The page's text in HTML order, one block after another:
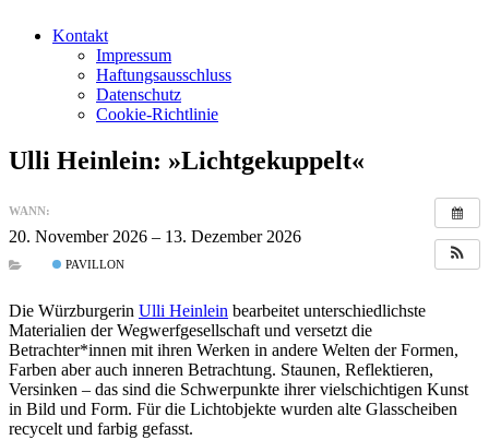
Kontakt
Impressum
Haftungsausschluss
Datenschutz
Cookie-Richtlinie
Ulli Heinlein: »Lichtgekuppelt«
WANN:
20. November 2026 – 13. Dezember 2026
PAVILLON
Die Würzburgerin Ulli Heinlein bearbeitet unterschiedlichste
Materialien der Wegwerfgesellschaft und versetzt die
Betrachter*innen mit ihren Werken in andere Welten der Formen,
Farben aber auch inneren Betrachtung. Staunen, Reflektieren,
Versinken – das sind die Schwerpunkte ihrer vielschichtigen Kunst
in Bild und Form. Für die Lichtobjekte wurden alte Glasscheiben
recycelt und farbig gefasst.